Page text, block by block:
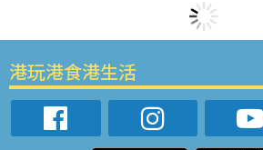
港玩港食港生活